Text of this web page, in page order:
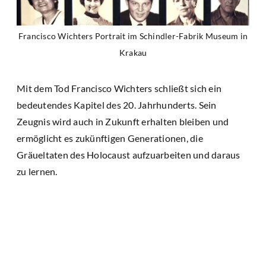
Francisco Wichters Portrait im Schindler-Fabrik Museum in
Krakau
Mit dem Tod Francisco Wichters schließt sich ein
bedeutendes Kapitel des 20. Jahrhunderts. Sein
Zeugnis wird auch in Zukunft erhalten bleiben und
ermöglicht es zukünftigen Generationen, die
Gräueltaten des Holocaust aufzuarbeiten und daraus
zu lernen.